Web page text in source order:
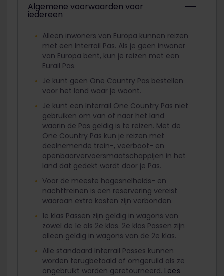
Algemene voorwaarden voor
iedereen
Alleen inwoners van Europa kunnen reizen
met een Interrail Pas. Als je geen inwoner
van Europa bent, kun je reizen met een
Eurail Pas.
Je kunt geen One Country Pas bestellen
voor het land waar je woont.
Je kunt een Interrail One Country Pas niet
gebruiken om van of naar het land
waarin de Pas geldig is te reizen. Met de
One Country Pas kun je reizen met
deelnemende trein-, veerboot- en
openbaarvervoersmaatschappijen in het
land dat gedekt wordt door je Pas.
Voor de meeste hogesnelheids- en
nachttreinen is een reservering vereist
waaraan extra kosten zijn verbonden.
1e klas Passen zijn geldig in wagons van
zowel de 1e als 2e klas. 2e klas Passen zijn
alleen geldig in wagons van de 2e klas.
Alle standaard Interrail Passes kunnen
worden terugbetaald of omgeruild als ze
ongebruikt worden geretourneerd. Lees